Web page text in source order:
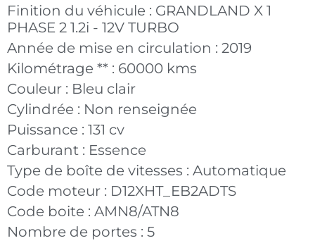
Finition du véhicule : GRANDLAND X 1
PHASE 2 1.2i - 12V TURBO
Année de mise en circulation : 2019
Kilométrage ** : 60000 kms
Couleur : Bleu clair
Cylindrée : Non renseignée
Puissance : 131 cv
Carburant : Essence
Type de boîte de vitesses : Automatique
Code moteur : D12XHT_EB2ADTS
Code boite : AMN8/ATN8
Nombre de portes : 5